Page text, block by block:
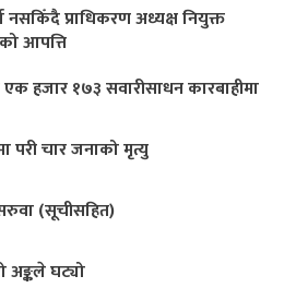
नसकिँदै प्राधिकरण अध्यक्ष नियुक्त
आपत्ति
हजार १७३ सवारीसाधन कारबाहीमा
परी चार जनाको मृत्यु
(सूचीसहित)
अङ्कले घट्यो